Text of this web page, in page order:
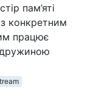
пам’яті
конкретним
працює